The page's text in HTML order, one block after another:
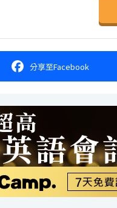
分享至Facebook